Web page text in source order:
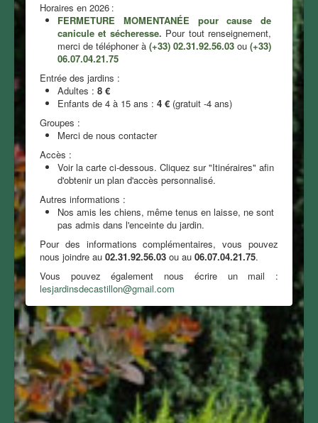
Horaires en 2026 :
FERMETURE MOMENTANÉE pour cause de
canicule et sécheresse. Pour tout renseignement,
merci de téléphoner à (+33) 02.31.92.56.03 ou (+33)
06.07.04.21.75
Entrée des jardins :
Adultes : 8 €
Enfants de 4 à 15 ans : 4 € (gratuit -4 ans)
Groupes :
Merci de nous contacter
Accès :
Voir la carte ci-dessous. Cliquez sur "Itinéraires" afin
d'obtenir un plan d'accès personnalisé.
Autres informations :
Nos amis les chiens, même tenus en laisse, ne sont
pas admis dans l'enceinte du jardin.
Pour des informations complémentaires, vous pouvez
nous joindre au 02.31.92.56.03 ou au 06.07.04.21.75.
Vous pouvez également nous écrire un mail :
lesjardinsdecastillon@gmail.com